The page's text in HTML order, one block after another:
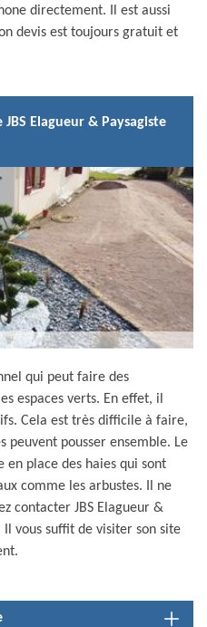
directement. Il est aussi
devis est toujours gratuit et
Elagueur & Paysagiste
qui peut faire des
espaces verts. En effet, il
Cela est très difficile à faire,
peuvent pousser ensemble. Le
en place des haies qui sont
comme les arbustes. Il ne
contacter JBS Elagueur &
Il vous suffit de visiter son site